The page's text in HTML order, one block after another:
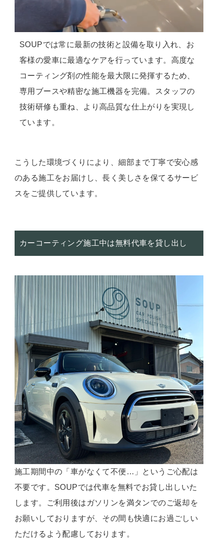
SOUPでは常に最新の技術と設備を取り入れ、お
客様の愛車に最適なケアを行っています。高度な
コーティング剤の性能を最大限に発揮するため、
専用ブースや精密な施工機器を完備。スタッフの
技術研修も重ね、より高品質な仕上がりを実現し
ています。
こうした環境づくりにより、細部まで丁寧で安心感
のある施工をお届けし、長く美しさを保てるサービ
スをご提供しています。
カーコーティング施工中は無料代車を貸し出し
施工期間中の「車がなくて不便…」というご心配は
不要です。SOUPでは代車を無料でお貸し出しいた
します。ご利用後はガソリンを満タンでのご返却を
お願いしておりますが、その間も快適にお過ごしい
ただけるよう配慮しております。